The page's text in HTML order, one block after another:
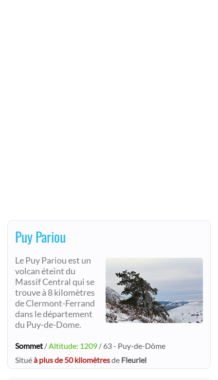
Puy Pariou
Le Puy Pariou est un
volcan éteint du
Massif Central qui se
trouve à 8 kilomètres
de Clermont-Ferrand
dans le département
du Puy-de-Dome.
Sommet /Altitude: 1209 / 63 - Puy-de-Dôme
Situéà plus de 50 kilomètresde Fleuriel